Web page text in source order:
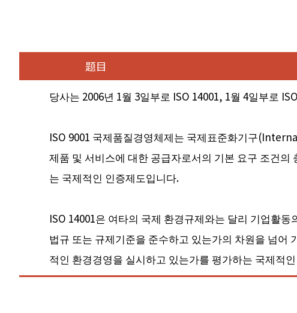
题目
당사는 2006년 1월 3일부로 ISO 14001, 1월 4일부로
ISO 9001 국제품질경영체제는 국제표준화기구
제품 및 서비스에 대한 공급자로서의 기본 요구 조건
는 국제적인 인증제도입니다.
ISO 14001은 여타의 국제 환경규제와는 달리 기업활
법규 또는 규제기준을 준수하고 있는가의 차원을 넘
적인 환경경영을 실시하고 있는가를 평가하는 국제적